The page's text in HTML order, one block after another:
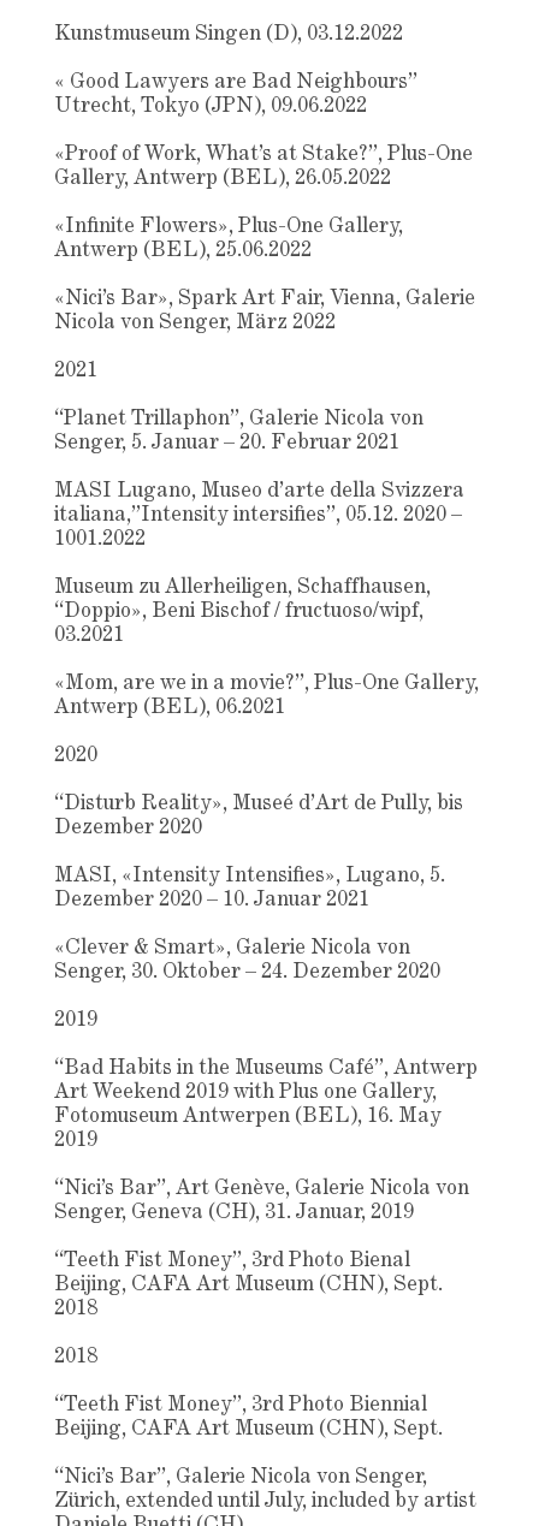
Kunstmuseum Singen (D), 03.12.2022
« Good Lawyers are Bad Neighbours”
Utrecht, Tokyo (JPN), 09.06.2022
«Proof of Work, What’s at Stake?”, Plus-One
Gallery, Antwerp (BEL), 26.05.2022
«Infinite Flowers», Plus-One Gallery,
Antwerp (BEL), 25.06.2022
«Nici’s Bar», Spark Art Fair, Vienna, Galerie
Nicola von Senger, März 2022
2021
“Planet Trillaphon”, Galerie Nicola von
Senger, 5. Januar – 20. Februar 2021
MASI Lugano, Museo d’arte della Svizzera
italiana,”Intensity intersifies”, 05.12. 2020 –
1001.2022
Museum zu Allerheiligen, Schaffhausen,
“Doppio», Beni Bischof / fructuoso/wipf,
03.2021
«Mom, are we in a movie?”, Plus-One Gallery,
Antwerp (BEL), 06.2021
2020
“Disturb Reality», Museé d’Art de Pully, bis
Dezember 2020
MASI, «Intensity Intensifies», Lugano, 5.
Dezember 2020 – 10. Januar 2021
«Clever & Smart», Galerie Nicola von
Senger, 30. Oktober – 24. Dezember 2020
2019
“Bad Habits in the Museums Café”, Antwerp
Art Weekend 2019 with Plus one Gallery,
Fotomuseum Antwerpen (BEL), 16. May
2019
“Nici’s Bar”, Art Genève, Galerie Nicola von
Senger, Geneva (CH), 31. Januar, 2019
“Teeth Fist Money”, 3rd Photo Bienal
Beijing, CAFA Art Museum (CHN), Sept.
2018
2018
“Teeth Fist Money”, 3rd Photo Biennial
Beijing, CAFA Art Museum (CHN), Sept.
“Nici’s Bar”, Galerie Nicola von Senger,
Zürich, extended until July, included by artist